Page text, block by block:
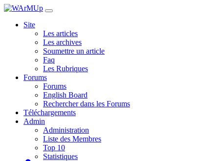
Site
Les articles
Les archives
Soumettre un article
Faq
Les Rubriques
Forums
Forums
English Board
Rechercher dans les Forums
Téléchargements
Admin
Administration
Liste des Membres
Top 10
Statistiques